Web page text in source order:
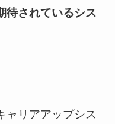
待されているシス
ャリアアップシス